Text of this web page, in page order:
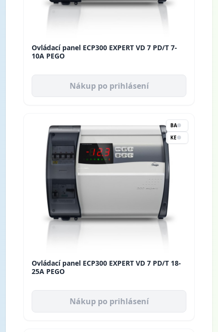
Ovládací panel ECP300 EXPERT VD 7 PD/T 7-
10A PEGO
Nákup po prihlásení
BA
KE
Ovládací panel ECP300 EXPERT VD 7 PD/T 18-
25A PEGO
Nákup po prihlásení